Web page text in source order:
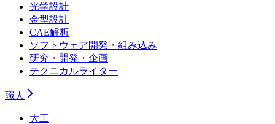
光学設計
金型設計
CAE解析
ソフトウェア開発・組み込み
研究・開発・企画
テクニカルライター
職人
大工